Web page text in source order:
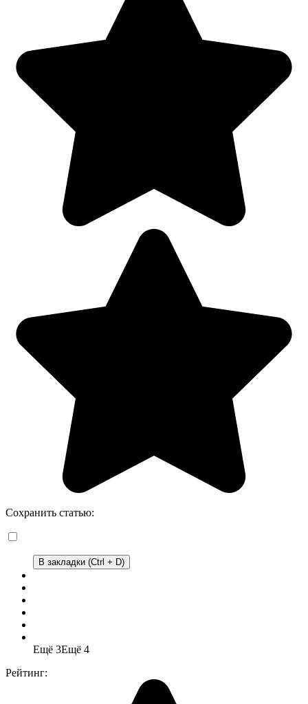
Сохранить статью:
В закладки (Ctrl + D)
Ещё 3Ещё 4
Рейтинг: